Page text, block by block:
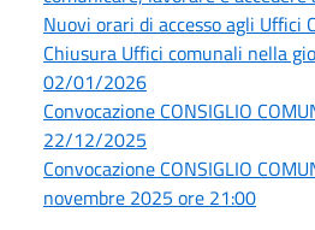
Nuovi orari di accesso agli Uffici
Chiusura Uffici comunali nella
02/01/2026
Convocazione CONSIGLIO
22/12/2025
Convocazione CONSIGLIO
novembre 2025 ore 21:00